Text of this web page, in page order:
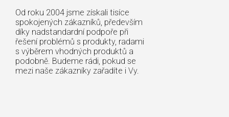
Od roku 2004 jsme získali tisíce
spokojených zákazníků, především
díky nadstandardní podpoře při
řešení problémů s produkty, radami
s výběrem vhodných produktů a
podobně. Budeme rádi, pokud se
mezi naše zákazníky zařadíte i Vy.